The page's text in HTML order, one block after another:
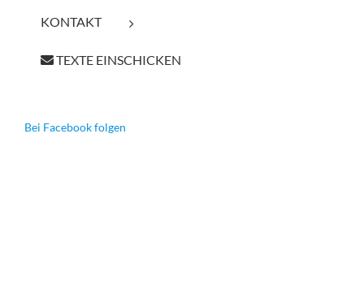
KONTAKT
TEXTE EINSCHICKEN
Bei Facebook folgen